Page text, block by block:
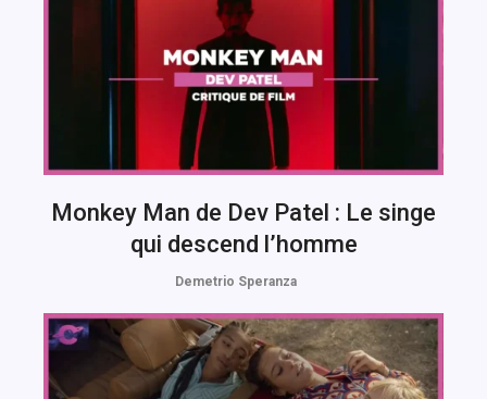
Monkey Man de Dev Patel : Le singe
qui descend l’homme
Demetrio Speranza